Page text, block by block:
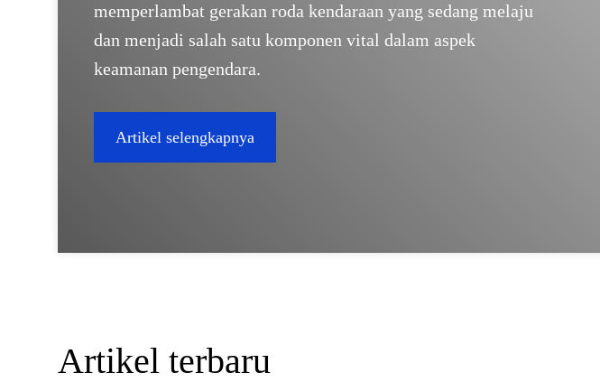
memperlambat gerakan roda kendaraan yang sedang melaju
dan menjadi salah satu komponen vital dalam aspek
keamanan pengendara.
Artikel selengkapnya
Artikel terbaru